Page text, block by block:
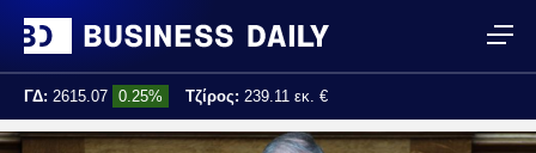
ΓΔ: 2615.07 0.25% Τζίρος: 239.11 εκ. €
Τελ. ενημέρωση: 17:25:01